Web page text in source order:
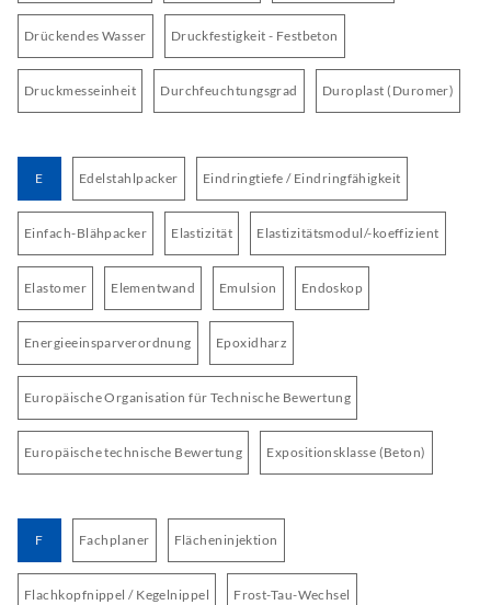
Drückendes Wasser Druckfestigkeit - Festbeton
Druckmesseinheit Durchfeuchtungsgrad Duroplast (Duromer)
E Edelstahlpacker Eindringtiefe / Eindringfähigkeit
Einfach-Blähpacker Elastizität Elastizitätsmodul/-koeffizient
Elastomer Elementwand Emulsion Endoskop
Energieeinsparverordnung Epoxidharz
Europäische Organisation für Technische Bewertung
Europäische technische Bewertung Expositionsklasse (Beton)
F Fachplaner Flächeninjektion
Flachkopfnippel / Kegelnippel Frost-Tau-Wechsel